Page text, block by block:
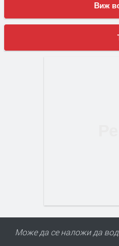
Виж
Може да се наложи да